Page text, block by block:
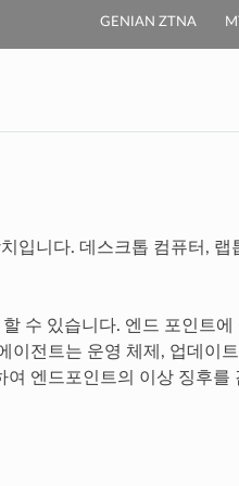
GENIAN ZTNA
입니다. 데스크톱 컴퓨터, 랩
수 있습니다. 엔드 포인트에
전트는 운영 체제, 업데이
엔드포인트의 이상 징후를